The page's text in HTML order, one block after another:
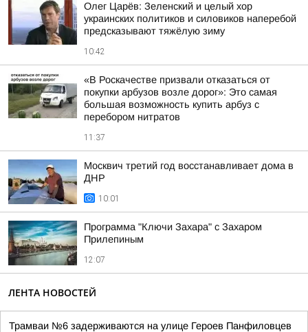
Олег Царёв: Зеленский и целый хор
украинских политиков и силовиков наперебой
предсказывают тяжёлую зиму
10:42
«В Роскачестве призвали отказаться от
покупки арбузов возле дорог»: Это самая
большая возможность купить арбуз с
перебором нитратов
11:37
Москвич третий год восстанавливает дома в
ДНР
10:01
Программа "Ключи Захара" с Захаром
Прилепиным
12:07
ЛЕНТА НОВОСТЕЙ
Трамваи №6 задерживаются на улице Героев Панфиловцев